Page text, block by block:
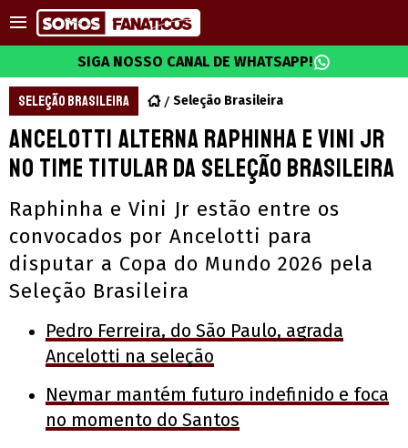
SIGA NOSSO CANAL DE WHATSAPP!
SELEÇÃO BRASILEIRA Seleção Brasileira
Ancelotti alterna Raphinha e Vini Jr
no time titular da Seleção Brasileira
Raphinha e Vini Jr estão entre os
convocados por Ancelotti para
disputar a Copa do Mundo 2026 pela
Seleção Brasileira
Pedro Ferreira, do São Paulo, agrada
Ancelotti na seleção
Neymar mantém futuro indefinido e foca
no momento do Santos